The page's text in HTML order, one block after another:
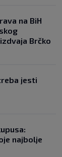
na BiH
Brčko
jesti
najbolje